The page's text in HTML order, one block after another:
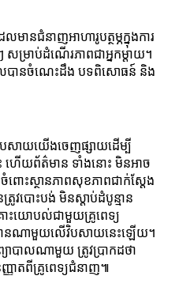
ានជំនាញអាហារូបត្ថម្ភក្នុងការ
សម្រាប់ដំណើរភាពជាអ្នកម្តាយ។
បានចំណេះដឹង បទពិសោធន៍ និង
បសាយយើងចេញផ្សាយដើម្បី
ើយព័ត៌មាន ទាំងនោះ មិនអាច
ោះស្ថានភាពសុខភាពជាក់ស្ដែង
រូវបោះបង់ មិនស្ដាប់ដំបូន្មាន
ះយោបល់ជាមួយគ្រូពេទ្យ
ានណាមួយលើវិបសាយនេះឡើយ។
យាបាលណាមួយ ត្រូវប្រាកដថា
ញាតពីគ្រូពេទ្យជំនាញ៕